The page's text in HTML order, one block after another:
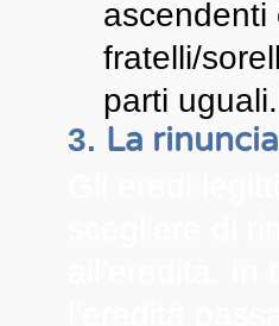
ascendenti
fratelli/
parti uguali.
3. La